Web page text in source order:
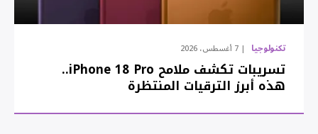
تكنولوجيا 7 أغسطس، 2026
تسريبات تكشف ملامح iPhone 18 Pro..
هذه أبرز الترقيات المنتظرة